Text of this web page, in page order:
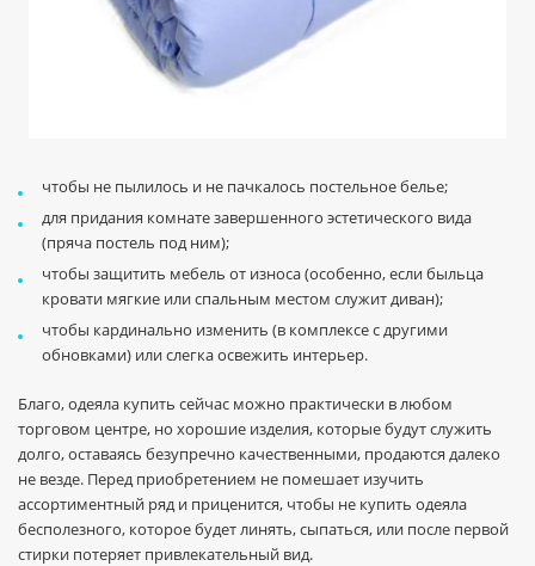
чтобы не пылилось и не пачкалось постельное белье;
для придания комнате завершенного эстетического вида
(пряча постель под ним);
чтобы защитить мебель от износа (особенно, если быльца
кровати мягкие или спальным местом служит диван);
чтобы кардинально изменить (в комплексе с другими
обновками) или слегка освежить интерьер.
Благо, одеяла купить сейчас можно практически в любом
торговом центре, но хорошие изделия, которые будут служить
долго, оставаясь безупречно качественными, продаются далеко
не везде. Перед приобретением не помешает изучить
ассортиментный ряд и приценится, чтобы не купить одеяла
бесполезного, которое будет линять, сыпаться, или после первой
стирки потеряет привлекательный вид.